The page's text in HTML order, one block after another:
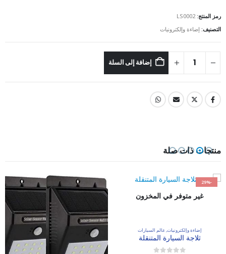
رمز المنتج:LS0002
التصنيف: إضاءة وإلكترونيات
إضافة إلى السلة
منتجات ذات صلة
-29%
غير متوفر في المخزون
إضاءة وإلكترونيات,عالم السيارات
ثلاجة السيارة المتنقلة